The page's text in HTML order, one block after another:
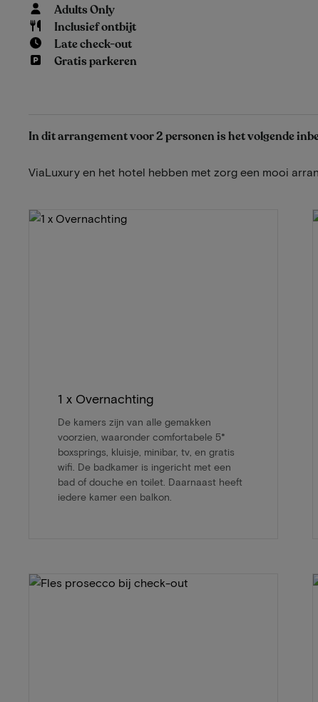
Adults Only
Inclusief ontbijt
Late check-out
Gratis parkeren
In dit arrangement voor 2 personen is het volgende
ViaLuxury en het hotel hebben met zorg een mooi
1 x Overnachting
De kamers zijn van alle gemakken
voorzien, waaronder comfortabele 5*
boxsprings, kluisje, minibar, tv, en gratis
wifi. De badkamer is ingericht met een
bad of douche en toilet. Daarnaast heeft
iedere kamer een balkon.